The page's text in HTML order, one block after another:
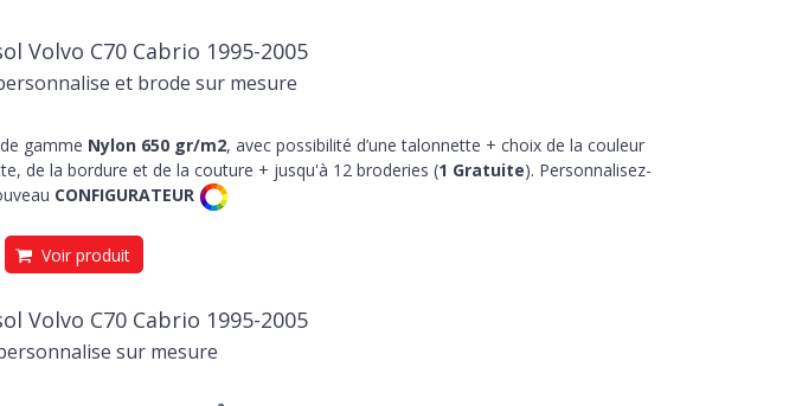
Volvo C70 Cabrio 1995-2005
et brode sur mesure
gamme Nylon 650 gr/m2, avec possibilité d’une talonnette + choix de la couleur
de la bordure et de la couture + jusqu'à 12 broderies (1 Gratuite). Personnalisez-
CONFIGURATEUR
Voir produit
Volvo C70 Cabrio 1995-2005
sur mesure